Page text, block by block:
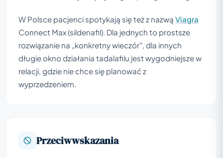
W Polsce pacjenci spotykają się też z nazwą Viagra
Connect Max (sildenafil). Dla jednych to prostsze
rozwiązanie na „konkretny wieczór”, dla innych
długie okno działania tadalafilu jest wygodniejsze w
relacji, gdzie nie chce się planować z
wyprzedzeniem.
Przeciwwskazania